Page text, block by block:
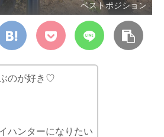
ベストポジション
のが好き♡
ハンターになりたい